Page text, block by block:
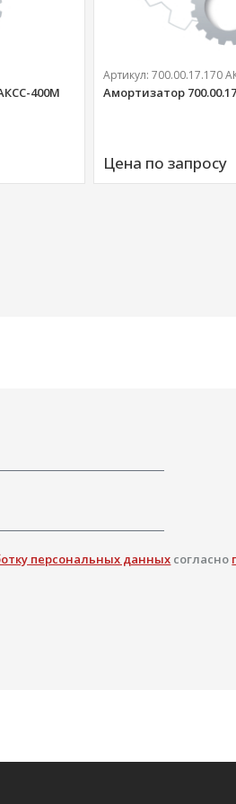
400М
Артикул:700.00.17.170
Амортизатор
Цена по запросу
персональных данных согласно